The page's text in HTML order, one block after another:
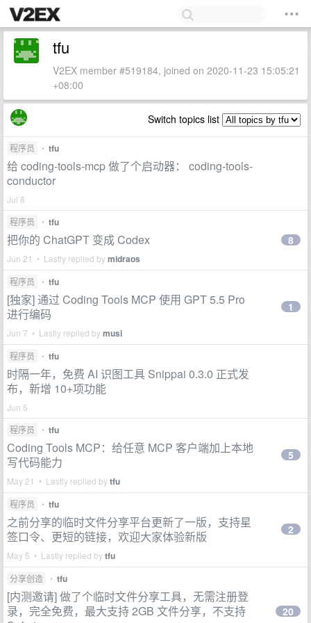
tfu
V2EX member #519184, joined on 2020-11-23 15:05:21
+08:00
Switch topics list
程序员 • tfu
给 coding-tools-mcp 做了个启动器： coding-tools-
conductor
Jul 8
程序员
• tfu
把你的 ChatGPT 变成 Codex
Jun 21 • Lastly replied bymidraos
8
程序员 • tfu
[独家] 通过 Coding Tools MCP 使用 GPT 5.5 Pro
进行编码
Jun 7 • Lastly replied bymusi
1
程序员 • tfu
时隔一年，免费 AI 识图工具 Snippai 0.3.0 正式发
布，新增 10+项功能
Jun 5
程序员
• tfu
Coding Tools MCP：给任意 MCP 客户端加上本地
写代码能力
May 21 • Lastly replied bytfu
5
程序员 • tfu
之前分享的临时文件分享平台更新了一版，支持星
签口令、更短的链接，欢迎大家体验新版
May 5 • Lastly replied bytfu
2
分享创造 • tfu
[内测邀请] 做了个临时文件分享工具，无需注册登
录，完全免费，最大支持 2GB 文件分享，不支持
20